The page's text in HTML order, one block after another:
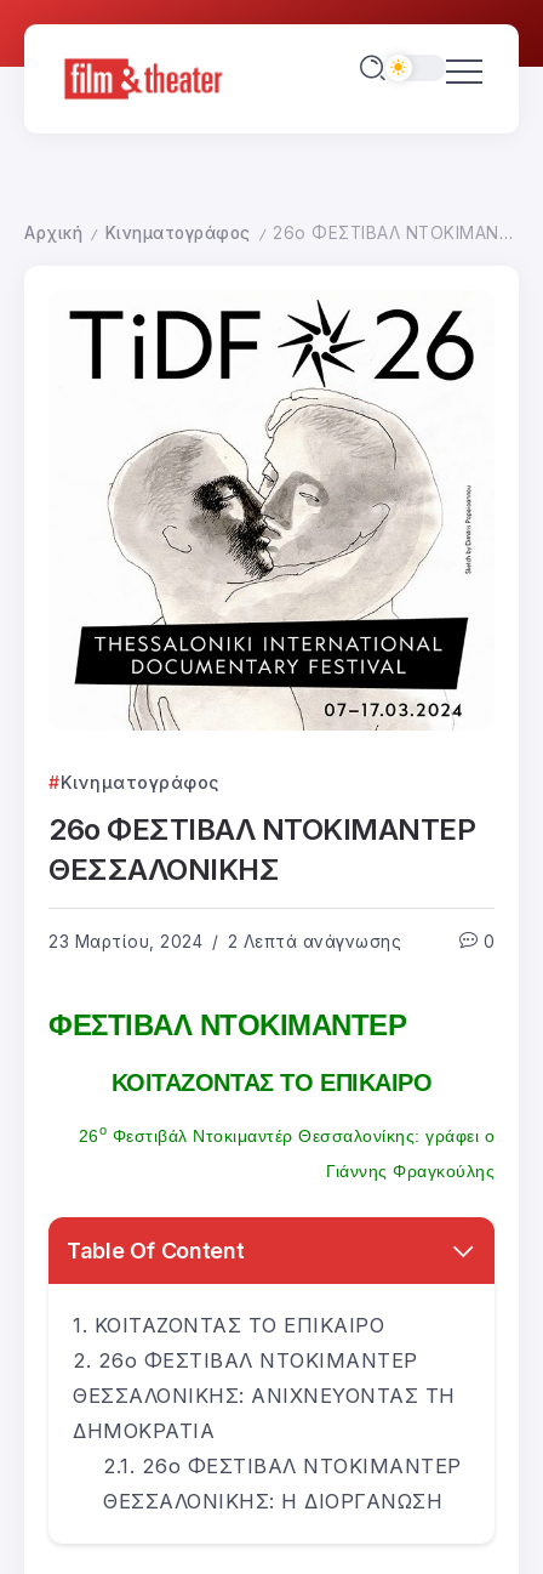
Αρχική / Κινηματογράφος / 26ο ΦΕΣΤΙΒΑΛ ΝΤΟΚΙΜΑΝΤΕΡ ΘΕΣΣΑΛΟΝΙΚΗΣ
Κινηματογράφος
26ο ΦΕΣΤΙΒΑΛ ΝΤΟΚΙΜΑΝΤΕΡ
ΘΕΣΣΑΛΟΝΙΚΗΣ
23 Μαρτίου, 2024 2 Λεπτά ανάγνωσης 0
ΦΕΣΤΙΒΑΛ ΝΤΟΚΙΜΑΝΤΕΡ
ΚΟΙΤΑΖΟΝΤΑΣ ΤΟ ΕΠΙΚΑΙΡΟ
26ο Φεστιβάλ Ντοκιμαντέρ Θεσσαλονίκης: γράφει ο
Γιάννης Φραγκούλης
Table Of Content
ΚΟΙΤΑΖΟΝΤΑΣ ΤΟ ΕΠΙΚΑΙΡΟ
26ο ΦΕΣΤΙΒΑΛ ΝΤΟΚΙΜΑΝΤΕΡ
ΘΕΣΣΑΛΟΝΙΚΗΣ: ΑΝΙΧΝΕΥΟΝΤΑΣ ΤΗ
ΔΗΜΟΚΡΑΤΙΑ
26ο ΦΕΣΤΙΒΑΛ ΝΤΟΚΙΜΑΝΤΕΡ
ΘΕΣΣΑΛΟΝΙΚΗΣ: Η ΔΙΟΡΓΑΝΩΣΗ